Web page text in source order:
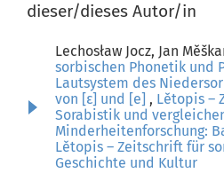
dieser/dieses Autor/in
Lechosław Jocz, Jan
sorbischen Phonetik und
Lautsystem des
von [ɛ] und [e] , Lětopis –
Sorabistik und
Minderheitenforschung:
Lětopis – Zeitschrift für
Geschichte und Kultur